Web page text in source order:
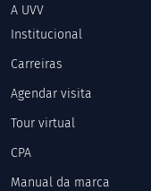
A UVV
Institucional
Carreiras
Agendar visita
Tour virtual
CPA
Manual da marca